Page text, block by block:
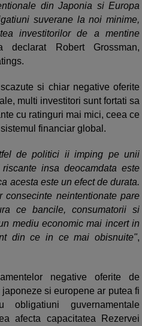
din Japonia si Europa
suverane la noi minime,
investitorilor de a mentine
declarat Robert Grossman,
si chiar negative oferite
multi investitori sunt fortati sa
cu ratinguri mai mici, ceea ce
financiar global.
de politici ii imping pe unii
insa deocamdata este
acesta este un efect de durata.
consecinte neintentionate pare
ce bancile, consumatorii si
mediu economic mai incert in
din ce in ce mai obisnuite",
negative oferite de
si europene ar putea fi
obligatiuni guvernamentale
afecta capacitatea Rezervei